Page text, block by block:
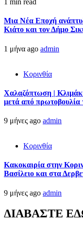
1 min read
Μια Νέα Εποχή
Κιάτο και τον Δήμο
1 μήνα ago admin
Κορινθία
Χαλαζόπτωση |
μετά από πρωτοβουλία
9 μήνες ago admin
Κορινθία
Κακοκαιρία στην
Βασίλειο και στα
9 μήνες ago admin
ΔΙΑΒΑΣΤΕ